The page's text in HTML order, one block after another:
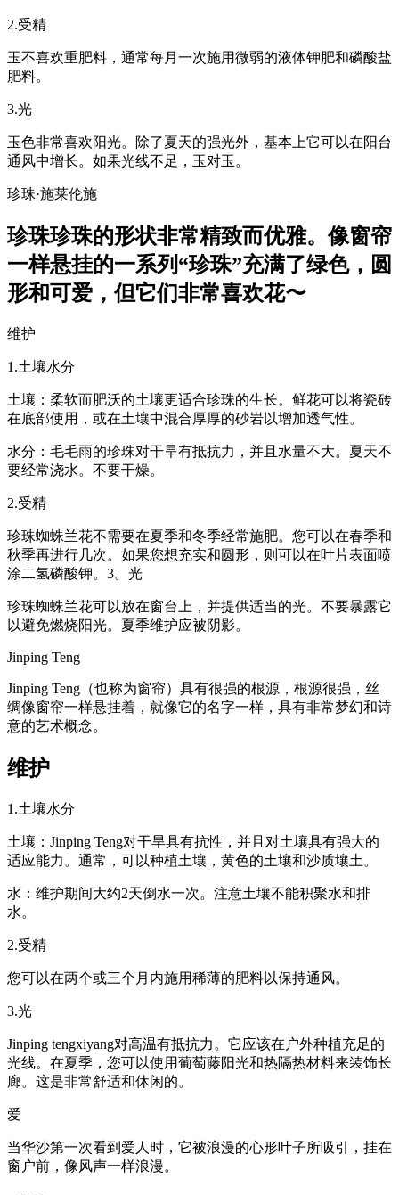
2.受精
玉不喜欢重肥料，通常每月一次施用微弱的液体钾肥和磷酸盐
肥料。
3.光
玉色非常喜欢阳光。除了夏天的强光外，基本上它可以在阳台
通风中增长。如果光线不足，玉对玉。
珍珠·施莱伦施
珍珠珍珠的形状非常精致而优雅。像窗帘
一样悬挂的一系列“珍珠”充满了绿色，圆
形和可爱，但它们非常喜欢花〜
维护
1.土壤水分
土壤：柔软而肥沃的土壤更适合珍珠的生长。鲜花可以将瓷砖
在底部使用，或在土壤中混合厚厚的砂岩以增加透气性。
水分：毛毛雨的珍珠对干旱有抵抗力，并且水量不大。夏天不
要经常浇水。不要干燥。
2.受精
珍珠蜘蛛兰花不需要在夏季和冬季经常施肥。您可以在春季和
秋季再进行几次。如果您想充实和圆形，则可以在叶片表面喷
涂二氢磷酸钾。3。光
珍珠蜘蛛兰花可以放在窗台上，并提供适当的光。不要暴露它
以避免燃烧阳光。夏季维护应被阴影。
Jinping Teng
Jinping Teng（也称为窗帘）具有很强的根源，根源很强，丝
绸像窗帘一样悬挂着，就像它的名字一样，具有非常梦幻和诗
意的艺术概念。
维护
1.土壤水分
土壤：Jinping Teng对干旱具有抗性，并且对土壤具有强大的
适应能力。通常，可以种植土壤，黄色的土壤和沙质壤土。
水：维护期间大约2天倒水一次。注意土壤不能积聚水和排
水。
2.受精
您可以在两个或三个月内施用稀薄的肥料以保持通风。
3.光
Jinping tengxiyang对高温有抵抗力。它应该在户外种植充足的
光线。在夏季，您可以使用葡萄藤阳光和热隔热材料来装饰长
廊。这是非常舒适和休闲的。
爱
当华沙第一次看到爱人时，它被浪漫的心形叶子所吸引，挂在
窗户前，像风声一样浪漫。